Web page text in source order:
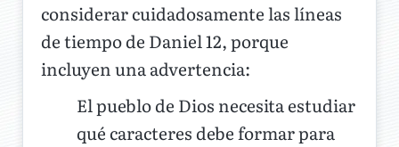
considerar cuidadosamente las líneas
de tiempo de Daniel 12, porque
incluyen una advertencia:
El pueblo de Dios necesita estudiar
qué caracteres debe formar para